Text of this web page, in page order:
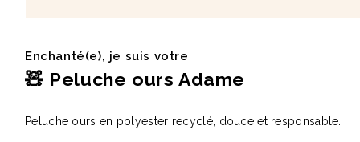
1
dans
une
Enchanté(e), je suis votre
🧸 Peluche ours Adame
Peluche ours en polyester recyclé, douce et responsable.